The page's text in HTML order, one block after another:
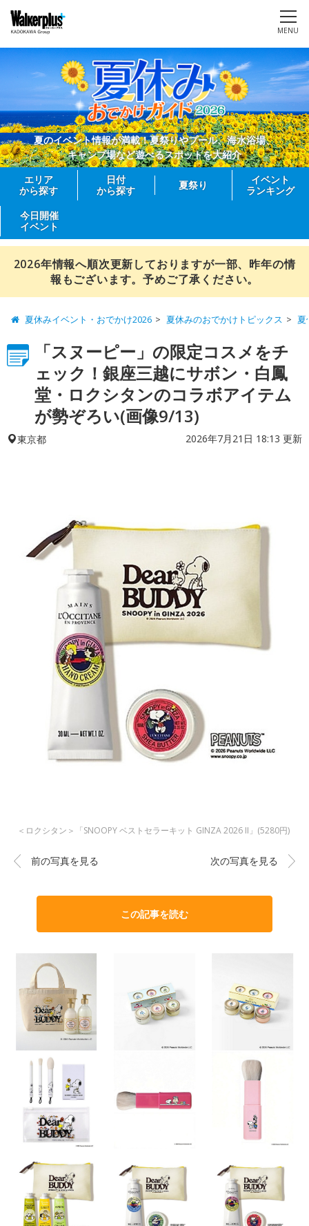
MENU
夏のイベント情報が満載！夏祭りやプール、海水浴場、
キャンプ場など遊べるスポットを大紹介
エリア
から探す
日付
から探す
夏祭り
イベント
ランキング
今日開催
イベント
2026年情報へ順次更新しておりますが一部、昨年の情
報もございます。予めご了承ください。
夏休みイベント・おでかけ2026 夏休みのおでかけトピックス 夏
「スヌーピー」の限定コスメをチ
ェック！銀座三越にサボン・白鳳
堂・ロクシタンのコラボアイテム
が勢ぞろい(画像9/13)
東京都 2026年7月21日 18:13 更新
＜ロクシタン＞「SNOOPY ベストセラーキット GINZA 2026 II」(5280円)
前の写真を見る 次の写真を見る
この記事を読む